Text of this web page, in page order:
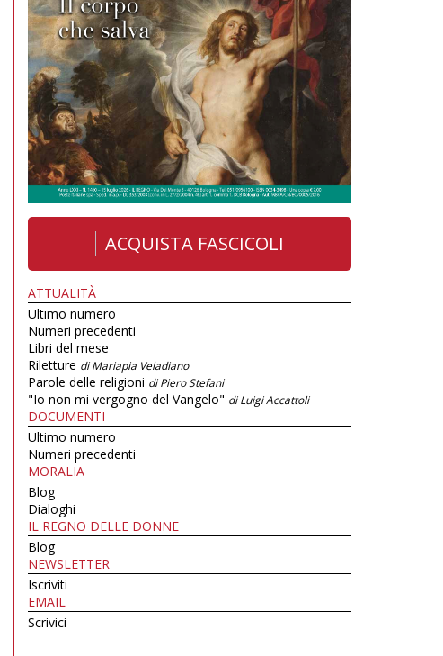
ACQUISTA FASCICOLI
ATTUALITÀ
Ultimo numero
Numeri precedenti
Libri del mese
Riletture di Mariapia Veladiano
Parole delle religioni di Piero Stefani
"Io non mi vergogno del Vangelo" di Luigi Accattoli
DOCUMENTI
Ultimo numero
Numeri precedenti
MORALIA
Blog
Dialoghi
IL REGNO DELLE DONNE
Blog
NEWSLETTER
Iscriviti
EMAIL
Scrivici